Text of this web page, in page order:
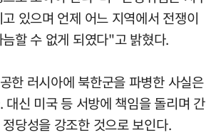
있으며 언제 어느 지역에서 전쟁이
할 수 없게 되였다"고 밝혔다.
한 러시아에 북한군을 파병한 사실은
대신 미국 등 서방에 책임을 돌리며 간
당성을 강조한 것으로 보인다.